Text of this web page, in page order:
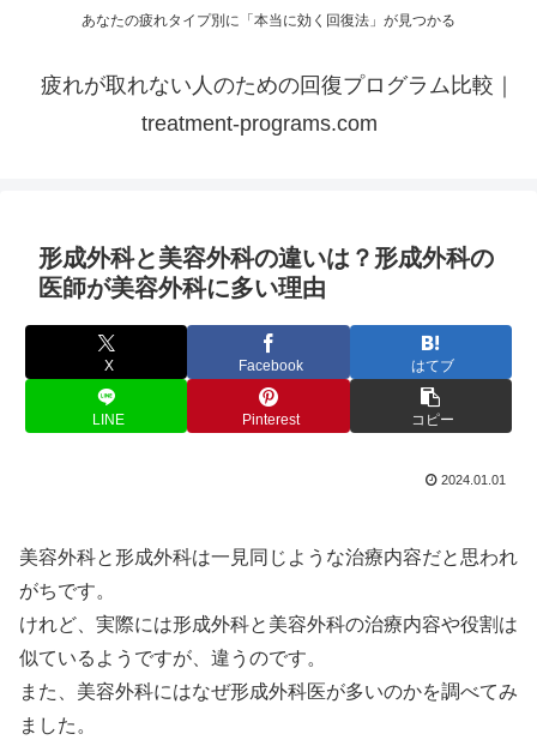
あなたの疲れタイプ別に「本当に効く回復法」が見つかる
疲れが取れない人のための回復プログラム比較｜
treatment-programs.com
形成外科と美容外科の違いは？形成外科の
医師が美容外科に多い理由
X Facebook はてブ
LINE Pinterest コピー
2024.01.01
美容外科と形成外科は一見同じような治療内容だと思われ
がちです。
けれど、実際には形成外科と美容外科の治療内容や役割は
似ているようですが、違うのです。
また、美容外科にはなぜ形成外科医が多いのかを調べてみ
ました。